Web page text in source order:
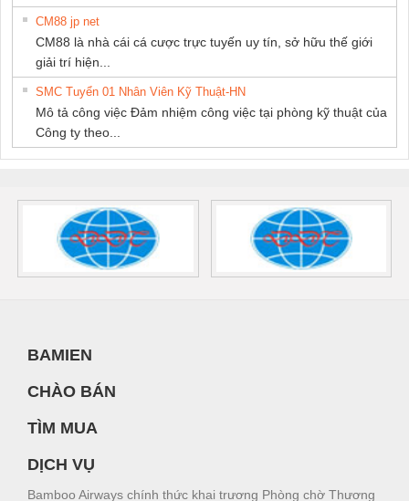
CM88 jp net
CM88 là nhà cái cá cược trực tuyến uy tín, sở hữu thế giới
giải trí hiện...
SMC Tuyển 01 Nhân Viên Kỹ Thuật-HN
Mô tả công việc Đảm nhiệm công việc tại phòng kỹ thuật của
Công ty theo...
BAMIEN
CHÀO BÁN
TÌM MUA
DỊCH VỤ
Bamboo Airways chính thức khai trương Phòng chờ Thương